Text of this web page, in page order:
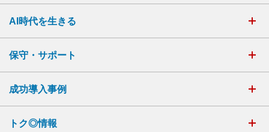
AI時代を生きる
保守・サポート
成功導入事例
トク◎情報